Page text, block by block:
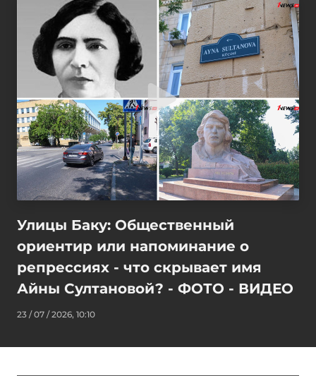
Улицы Баку: Общественный
ориентир или напоминание о
репрессиях - что скрывает имя
Айны Султановой? - ФОТО - ВИДЕО
23 / 07 / 2026, 10:10